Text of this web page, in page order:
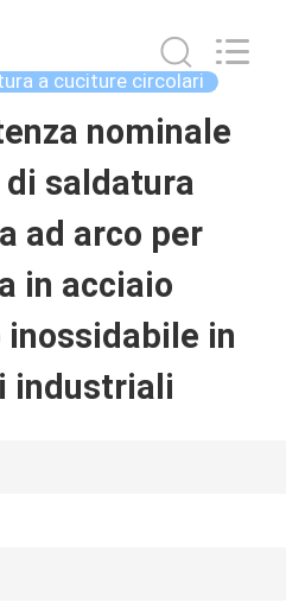
a cuciture circolari
nominale
saldatura
ad arco per
in acciaio
in
industriali